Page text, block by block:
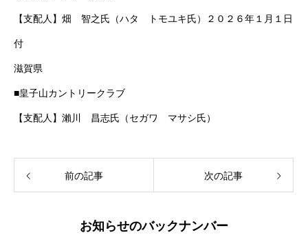
【支配人】畑 智之氏（ハタ トモユキ氏）２０２６年１月１日
付
滋賀県
■皇子山カントリークラブ
【支配人】瀨川 昌志氏（セガワ マサシ氏）
前の記事 次の記事
お知らせのバックナンバー